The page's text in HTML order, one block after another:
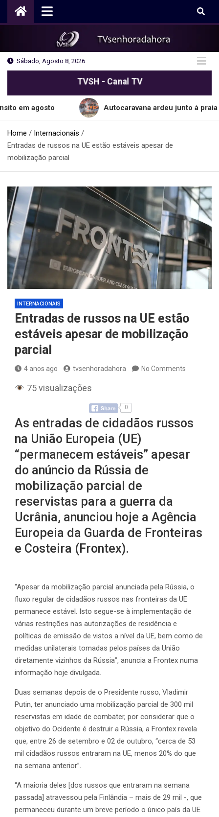
Sábado, Agosto 8, 2026
TVSH - Canal TV
Autocaravana ardeu junto à praia do Cabo
Home
Internacionais
Entradas de russos na UE estão estáveis apesar de
mobilização parcial
INTERNACIONAIS
Entradas de russos na UE estão
estáveis apesar de mobilização
parcial
4 anos ago tvsenhoradahora No Comments
75 visualizações
0
As entradas de cidadãos russos
na União Europeia (UE)
“permanecem estáveis” apesar
do anúncio da Rússia de
mobilização parcial de
reservistas para a guerra da
Ucrânia, anunciou hoje a Agência
Europeia da Guarda de Fronteiras
e Costeira (Frontex).
“Apesar da mobilização parcial anunciada pela Rússia, o
fluxo regular de cidadãos russos nas fronteiras da UE
permanece estável. Isto segue-se à implementação de
várias restrições nas autorizações de residência e
políticas de emissão de vistos a nível da UE, bem como de
medidas unilaterais tomadas pelos países da União
diretamente vizinhos da Rússia”, anuncia a Frontex numa
informação hoje divulgada.
Duas semanas depois de o Presidente russo, Vladimir
Putin, ter anunciado uma mobilização parcial de 300 mil
reservistas em idade de combater, por considerar que o
objetivo do Ocidente é destruir a Rússia, a Frontex revela
que, entre 26 de setembro e 02 de outubro, “cerca de 53
mil cidadãos russos entraram na UE, menos 20% do que
na semana anterior”.
“A maioria deles [dos russos que entraram na semana
passada] atravessou pela Finlândia – mais de 29 mil -, que
permaneceu durante um breve período o único país da UE